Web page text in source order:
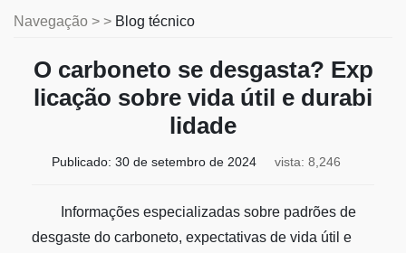
Navegação > > Blog técnico
O carboneto se desgasta? Exp
licação sobre vida útil e durabi
lidade
Publicado: 30 de setembro de 2024 vista: 8,246
Informações especializadas sobre padrões de
desgaste do carboneto, expectativas de vida útil e